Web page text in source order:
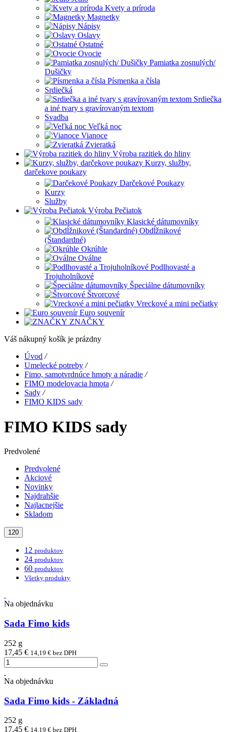
Kvety a príroda
Magnetky
Nápisy
Oslavy
Ostatné
Ovocie
Pamiatka zosnulých/
Dušičky
Písmenka a čísla
Srdiečká
Srdiečka
a iné tvary s gravírovaným textom
Svadba
Veľká noc
Vianoce
Zvieratká
Výroba razitiek do hliny
Kurzy, služby,
darčekove poukazy
Darčekové Poukazy
Kurzy
Služby
Výroba Pečiatok
Klasické dátumovníky
Obdĺžnikové
(Štandardné)
Okrúhle
Oválne
Podlhovasté a
Trojuholníkové
Špeciálne dátumovníky
Štvorcové
Vreckové a mini pečiatky
Euro souvenír
ZNAČKY
Váš nákupný košík je prázdny
Úvod /
Umelecké potreby /
Fimo, samotvrdnúce hmoty a náradie /
FIMO modelovacia hmota /
Sady /
FIMO KIDS sady
FIMO KIDS sady
Predvolené
Predvolené
Akciové
Novinky
Najdrahšie
Najlacnejšie
Skladom
120
12 produktov
24 produktov
60 produktov
Všetky produkty
Na objednávku
Sada Fimo kids
252 g
17,45 € 14,19 € bez DPH
Na objednávku
Sada Fimo kids - Základná
252 g
17,45 € 14,19 € bez DPH